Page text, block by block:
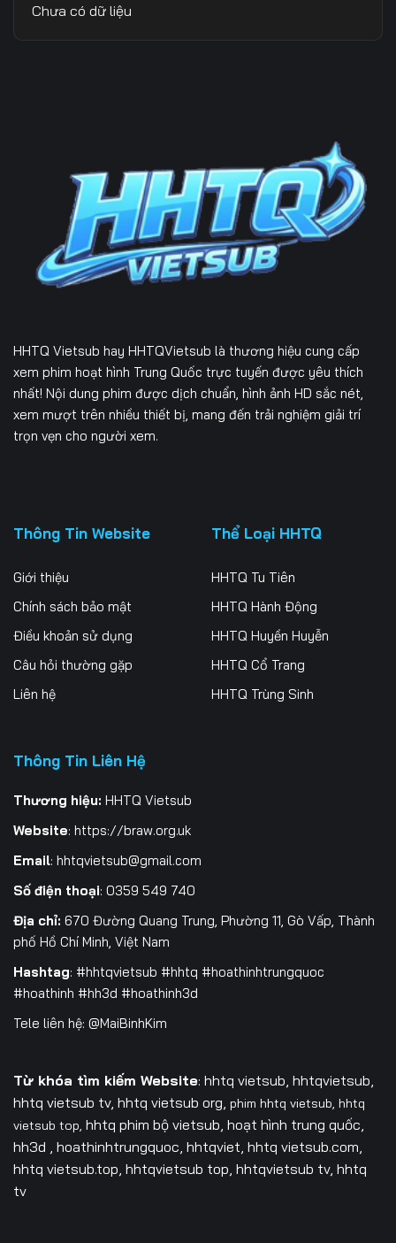
Chưa có dữ liệu
HHTQ Vietsub hay HHTQVietsub là thương hiệu cung cấp
xem phim hoạt hình Trung Quốc trực tuyến được yêu thích
nhất! Nội dung phim được dịch chuẩn, hình ảnh HD sắc nét,
xem mượt trên nhiều thiết bị, mang đến trải nghiệm giải trí
trọn vẹn cho người xem.
Thông Tin Website
Giới thiệu
Chính sách bảo mật
Điều khoản sử dụng
Câu hỏi thường gặp
Liên hệ
Thể Loại HHTQ
HHTQ Tu Tiên
HHTQ Hành Động
HHTQ Huyền Huyễn
HHTQ Cổ Trang
HHTQ Trùng Sinh
Thông Tin Liên Hệ
Thương hiệu: HHTQ Vietsub
Website: https://braw.org.uk
Email: hhtqvietsub@gmail.com
Số điện thoại: 0359 549 740
Địa chỉ: 670 Đường Quang Trung, Phường 11, Gò Vấp, Thành
phố Hồ Chí Minh, Việt Nam
Hashtag: #hhtqvietsub #hhtq #hoathinhtrungquoc
#hoathinh #hh3d #hoathinh3d
Tele liên hệ: @MaiBinhKim
Từ khóa tìm kiếm Website: hhtq vietsub, hhtqvietsub,
hhtq vietsub tv, hhtq vietsub org, phim hhtq vietsub, hhtq
vietsub top, hhtq phim bộ vietsub, hoạt hình trung quốc,
hh3d , hoathinhtrungquoc, hhtqviet, hhtq vietsub.com,
hhtq vietsub.top, hhtqvietsub top, hhtqvietsub tv, hhtq
tv